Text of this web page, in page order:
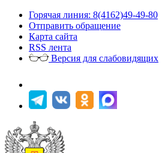
Горячая линия: 8(4162)49-49-80
Отправить обращение
Карта сайта
RSS лента
Версия для слабовидящих